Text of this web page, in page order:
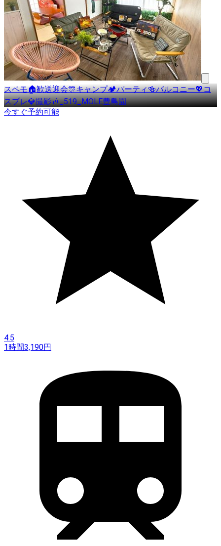
スペモ🏠歓送迎会🎊キャンプ🏕パーティ🍻バルコニー💖コ
スプレ💎撮影🎶_519_MOLE豊島園
今すぐ予約可能
4.5
1時間3,190円